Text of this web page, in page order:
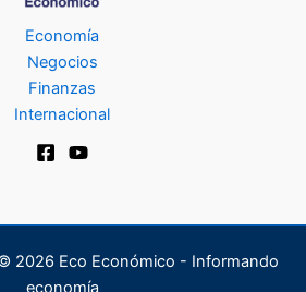
Economía
Negocios
Finanzas
Internacional
2026 Eco Económico - Informando
economía